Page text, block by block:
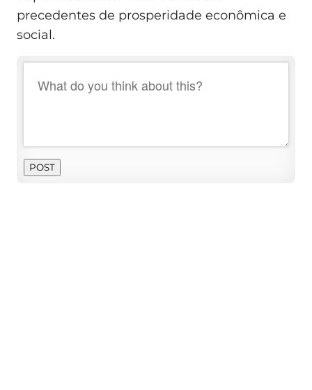
precedentes de prosperidade econômica e
social.
POST